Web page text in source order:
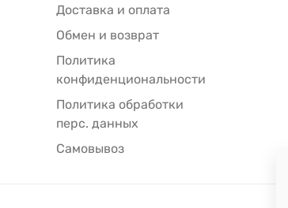
Доставка и оплата
Обмен и возврат
Политика
конфиденциональности
Политика обработки
перс. данных
Самовывоз